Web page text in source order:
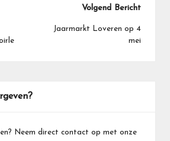
Volgend Bericht
Jaarmarkt Loveren op 4
mei
Neem direct contact op met onze